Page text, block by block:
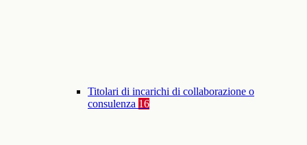
Titolari di incarichi di collaborazione o
consulenza 16